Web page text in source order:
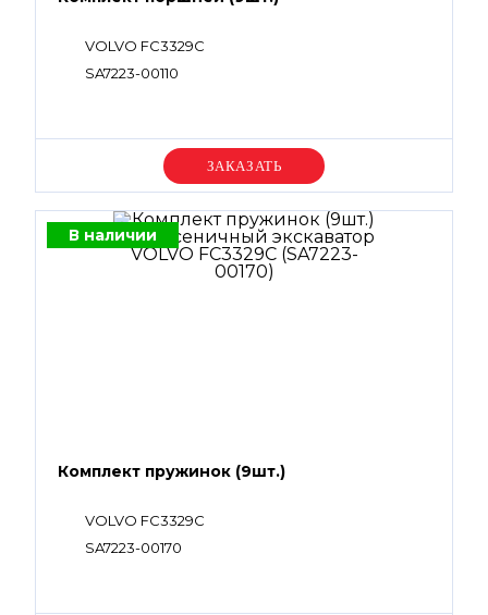
VOLVO FC3329C
SA7223-00110
Уточняйте цену
В наличии
Комплект пружинок (9шт.)
VOLVO FC3329C
SA7223-00170